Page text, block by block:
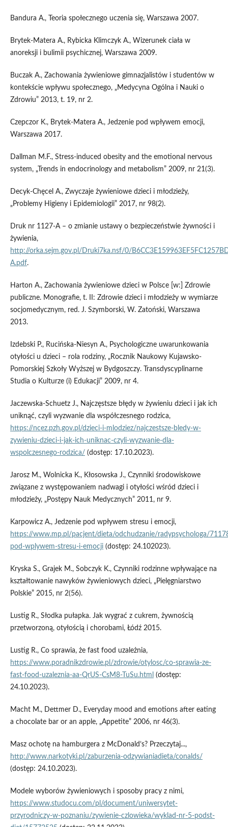
Bandura A., Teoria społecznego uczenia się, Warszawa 2007.
Brytek-Matera A., Rybicka Klimczyk A., Wizerunek ciała w
anoreksji i bulimii psychicznej, Warszawa 2009.
Buczak A., Zachowania żywieniowe gimnazjalistów i studentów w
kontekście wpływu społecznego, „Medycyna Ogólna i Nauki o
Zdrowiu” 2013, t. 19, nr 2.
Czepczor K., Brytek-Matera A., Jedzenie pod wpływem emocji,
Warszawa 2017.
Dallman M.F., Stress-induced obesity and the emotional nervous
system, „Trends in endocrinology and metabolism” 2009, nr 21(3).
Decyk-Chęcel A., Zwyczaje żywieniowe dzieci i młodzieży,
„Problemy Higieny i Epidemiologii” 2017, nr 98(2).
Druk nr 1127-A – o zmianie ustawy o bezpieczeństwie żywności i
żywienia,
http://orka.sejm.gov.pl/Druki7ka.nsf/0/
A.pdf.
Harton A., Zachowania żywieniowe dzieci w Polsce [w:] Zdrowie
publiczne. Monografie, t. II: Zdrowie dzieci i młodzieży w wymiarze
socjomedycznym, red. J. Szymborski, W. Zatoński, Warszawa
2013.
Izdebski P., Rucińska-Niesyn A., Psychologiczne uwarunkowania
otyłości u dzieci – rola rodziny, „Rocznik Naukowy Kujawsko-
Pomorskiej Szkoły Wyższej w Bydgoszczy. Transdyscyplinarne
Studia o Kulturze (i) Edukacji” 2009, nr 4.
Jaczewska-Schuetz J., Najczęstsze błędy w żywieniu dzieci i jak ich
uniknąć, czyli wyzwanie dla współczesnego rodzica,
https://ncez.pzh.gov.pl/dzieci-i-mlodziez/najczestsze-bledy-w-
zywieniu-dzieci-i-jak-ich-uniknac-czyli-wyzwanie-dla-
wspolczesnego-rodzica/(dostęp: 17.10.2023).
Jarosz M., Wolnicka K., Kłosowska J., Czynniki środowiskowe
związane z występowaniem nadwagi i otyłości wśród dzieci i
młodzieży, „Postępy Nauk Medycznych” 2011, nr 9.
Karpowicz A., Jedzenie pod wpływem stresu i emocji,
https://www.mp.pl/pacjent/dieta/odchudzanie/radypsychologa/
pod-wplywem-stresu-i-emocji(dostęp: 24.102023).
Kryska S., Grajek M., Sobczyk K., Czynniki rodzinne wpływające na
kształtowanie nawyków żywieniowych dzieci, „Pielęgniarstwo
Polskie” 2015, nr 2(56).
Lustig R., Słodka pułapka. Jak wygrać z cukrem, żywnością
przetworzoną, otyłością i chorobami, Łódź 2015.
Lustig R., Co sprawia, że fast food uzależnia,
https://www.poradnikzdrowie.pl/zdrowie/otylosc/co-sprawia-ze-
fast-food-uzaleznia-aa-QrUS-CsM8-TuSu.html (dostęp:
24.10.2023).
Macht M., Dettmer D., Everyday mood and emotions after eating
a chocolate bar or an apple, „Appetite” 2006, nr 46(3).
Masz ochotę na hamburgera z McDonald’s? Przeczytaj...,
http://www.narkotyki.pl/zaburzenia-odzywianiadieta/conalds/
(dostęp: 24.10.2023).
Modele wyborów żywieniowych i sposoby pracy z nimi,
https://www.studocu.com/pl/document/uniwersytet-
przyrodniczy-w-poznaniu/zywienie-czlowieka/wyklad-nr-5-podst-